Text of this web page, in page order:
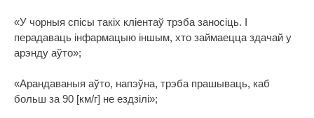
«У чорныя спісы такіх кліентаў трэба заносіць. І
перадаваць інфармацыю іншым, хто займаецца здачай у
арэнду аўто»;
«Арандаваныя аўто, напэўна, трэба прашываць, каб
больш за 90 [км/г] не ездзілі»;